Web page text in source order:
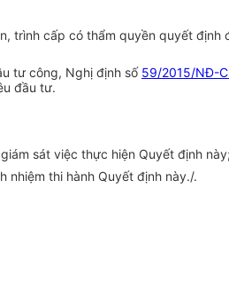
trình cấp có thẩm quyền quyết định
tư công, Nghị định số 59/2015/NĐ-
đầu tư.
sát việc thực hiện Quyết định
nhiệm thi hành Quyết định này./.